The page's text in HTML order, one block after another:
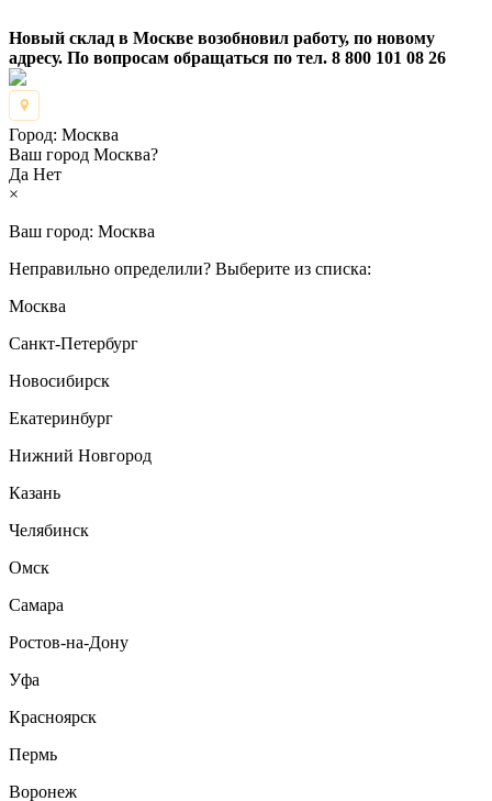
Новый склад в Москве возобновил работу, по новому
адресу. По вопросам обращаться по тел. 8 800 101 08 26
Город: Москва
Ваш город Москва?
Да Нет
×
Ваш город: Москва
Неправильно определили? Выберите из списка:
Москва
Санкт-Петербург
Новосибирск
Екатеринбург
Нижний Новгород
Казань
Челябинск
Омск
Самара
Ростов-на-Дону
Уфа
Красноярск
Пермь
Воронеж